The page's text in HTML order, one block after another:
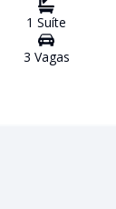
1 Suíte
3 Vagas